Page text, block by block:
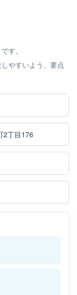
す。
やすいよう、要点
2丁目176